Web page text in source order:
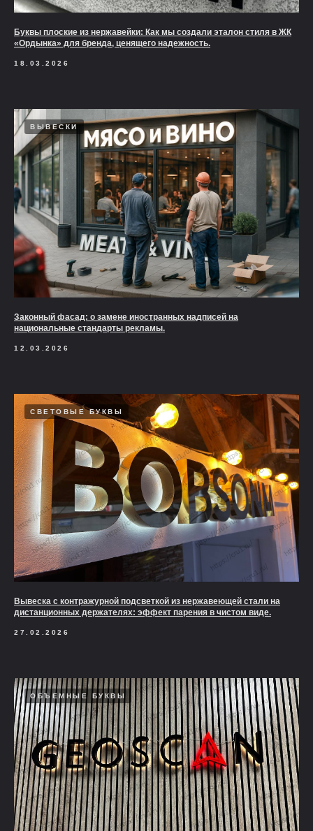
Буквы плоские из нержавейки: Как мы создали эталон стиля в ЖК
«Ордынка» для бренда, ценящего надежность.
18.03.2026
ВЫВЕСКИ
Законный фасад: о замене иностранных надписей на
национальные стандарты рекламы.
12.03.2026
СВЕТОВЫЕ БУКВЫ
Вывеска с контражурной подсветкой из нержавеющей стали на
дистанционных держателях: эффект парения в чистом виде.
27.02.2026
ОБЪЕМНЫЕ БУКВЫ